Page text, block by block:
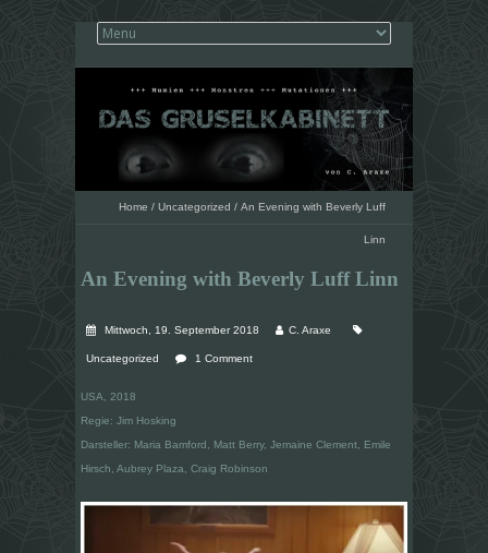
Home / Uncategorized / An Evening with Beverly Luff
Linn
An Evening with Beverly Luff Linn
Mittwoch, 19. September 2018 C. Araxe
Uncategorized 1 Comment
USA, 2018
Regie: Jim Hosking
Darsteller: Maria Bamford, Matt Berry, Jemaine Clement, Emile
Hirsch, Aubrey Plaza, Craig Robinson